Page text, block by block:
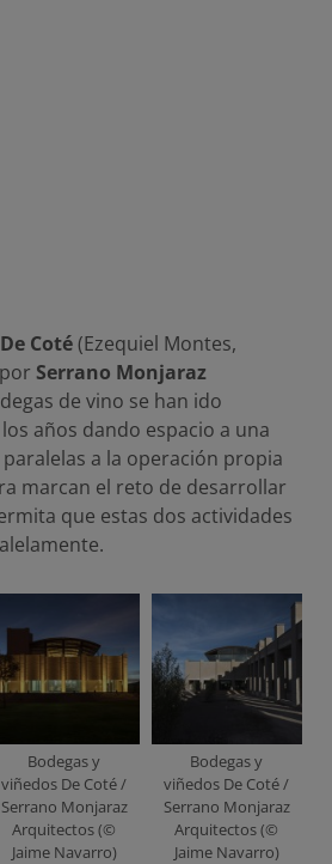
Coté(Ezequiel Montes,
Serrano Monjaraz
de vino se han ido
años dando espacio a una
a la operación propia
marcan el reto de desarrollar
que estas dos actividades
Bodegas y
viñedos De Coté /
Serrano Monjaraz
Arquitectos (©
Jaime Navarro)
Bodegas y
viñedos De Coté /
Serrano Monjaraz
Arquitectos (©
Jaime Navarro)